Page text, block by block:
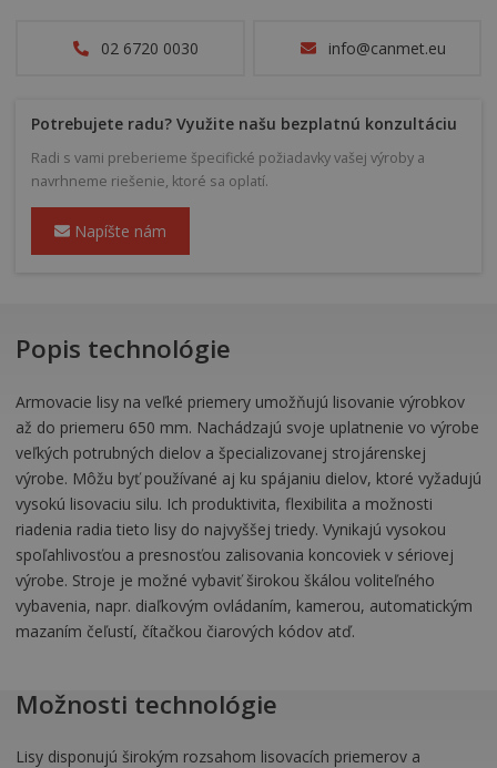
02 6720 0030 info@canmet.eu
Potrebujete radu? Využite našu bezplatnú konzultáciu
Radi s vami preberieme špecifické požiadavky vašej výroby a
navrhneme riešenie, ktoré sa oplatí.
Napíšte nám
Popis technológie
Armovacie lisy na veľké priemery umožňujú lisovanie výrobkov
až do priemeru 650 mm. Nachádzajú svoje uplatnenie vo výrobe
veľkých potrubných dielov a špecializovanej strojárenskej
výrobe. Môžu byť používané aj ku spájaniu dielov, ktoré vyžadujú
vysokú lisovaciu silu. Ich produktivita, flexibilita a možnosti
riadenia radia tieto lisy do najvyššej triedy. Vynikajú vysokou
spoľahlivosťou a presnosťou zalisovania koncoviek v sériovej
výrobe. Stroje je možné vybaviť širokou škálou voliteľného
vybavenia, napr. diaľkovým ovládaním, kamerou, automatickým
mazaním čeľustí, čítačkou čiarových kódov atď.
Možnosti technológie
Lisy disponujú širokým rozsahom lisovacích priemerov a